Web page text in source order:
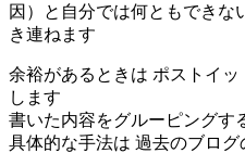
因）と自分では何ともできな
き連ねます
余裕があるときは ポストイ
します
書いた内容をグルーピングす
具体的な手法は 過去のブロ